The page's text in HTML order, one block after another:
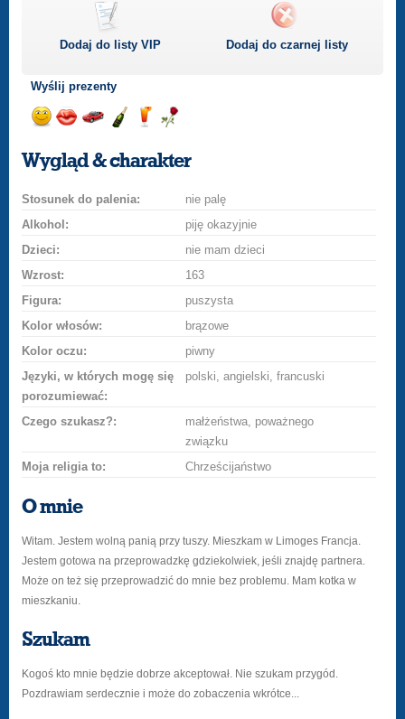
Dodaj do listyVIP Dodaj do czarnej listy
Wyślij prezenty
uśmiech
buziakasamochodem
szampana
drinka
różę
Wygląd & charakter
Stosunek do palenia:
nie palę
Alkohol:
piję okazyjnie
Dzieci:
nie mam dzieci
Wzrost:
163
Figura:
puszysta
Kolor włosów:
brązowe
Kolor oczu:
piwny
Języki, w których mogę się
porozumiewać:
polski, angielski, francuski
Czego szukasz?:
małżeństwa, poważnego
związku
Moja religia to:
Chrześcijaństwo
O mnie
Witam. Jestem wolną panią przy tuszy. Mieszkam w Limoges Francja.
Jestem gotowa na przeprowadzkę gdziekolwiek, jeśli znajdę partnera.
Może on też się przeprowadzić do mnie bez problemu. Mam kotka w
mieszkaniu.
Szukam
Kogoś kto mnie będzie dobrze akceptował. Nie szukam przygód.
Pozdrawiam serdecznie i może do zobaczenia wkrótce...